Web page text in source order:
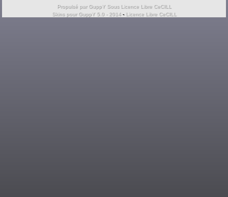
Propulsé par GuppY Sous Licence Libre CeCILL
Skins pour GuppY 5.0 - 2014 - Licence Libre CeCILL